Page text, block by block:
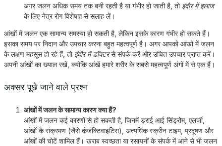
अगर जलन अधिक समय तक बनी रहती है या गंभीर हो जाती है, तो इंदौर में इलाज
के लिए नेत्र रोग विशेषज्ञ से सलाह लें।
आंखों में जलन एक सामान्य समस्या हो सकती है, लेकिन इसके कारण गंभीर हो सकते हैं।
इसका समय पर निदान और उपचार करना बहुत महत्वपूर्ण है। अगर आपको आंखों में जलन
के लक्षण महसूस हो रहे हैं, तो इंदौर में डॉक्टरसे संपर्क करें और उचित उपचार प्राप्त करें।
अपनी आंखों का ख्याल रखें, क्योंकि आंखें हमारे शरीर के सबसे महत्वपूर्ण अंगों में से एक हैं।
अक्सर पूछे जाने वाले प्रश्न
आंखों में जलन के सामान्य कारण क्या हैं?
आंखों में जलन कई कारणों से हो सकती है, जिनमें ड्राई आई सिंड्रोम, एलर्जी,
आंखों के संक्रमण (जैसे कंजंक्टिवाइटिस), अत्यधिक स्क्रीन टाइम, प्रदूषण और
आंखों की चोटें शामिल हैं। खराब स्वच्छता या रसायनों के संपर्क में आने से भी जलन